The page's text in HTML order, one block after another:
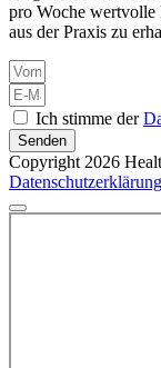
pro Woche wertvolle
aus der Praxis zu
Ich stimme der
Senden
Copyright 2026
Datenschutzerklärung